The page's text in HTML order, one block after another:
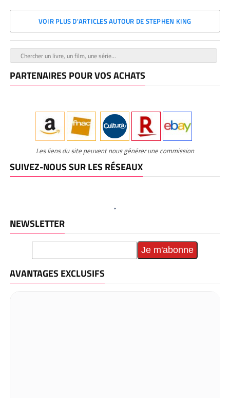
VOIR PLUS D'ARTICLES AUTOUR DE STEPHEN KING
PARTENAIRES POUR VOS ACHATS
Les liens du site peuvent nous générer une commission
SUIVEZ-NOUS SUR LES RÉSEAUX
NEWSLETTER
AVANTAGES EXCLUSIFS